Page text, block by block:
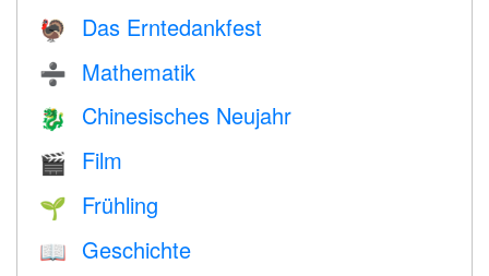
🦃 Das Erntedankfest
➗ Mathematik
🐉 Chinesisches Neujahr
🎬 Film
🌱 Frühling
📖 Geschichte